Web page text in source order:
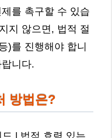
를 촉구할 수 있습
지 않으면, 법적 절
)를 진행해야 합니
니다.
방법은?
| 법적 효력 있는